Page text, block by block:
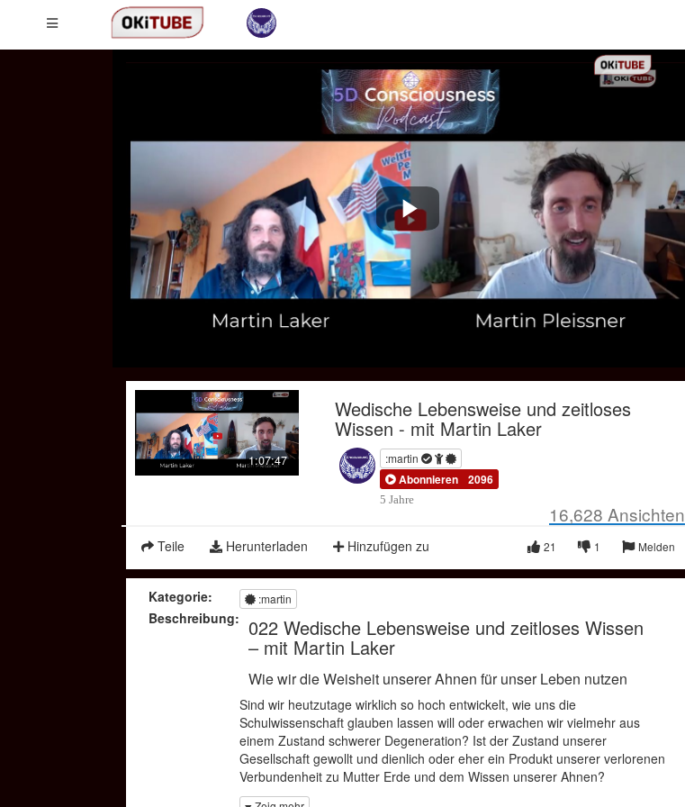
Play
Video
1:07:47
Wedische Lebensweise und zeitloses
Wissen - mit Martin Laker
:martin
Abonnieren 2096
5 Jahre
16,628 Ansichten
Teile Herunterladen Hinzufügen zu Melden
1
21
Kategorie: :martin
Beschreibung: 022 Wedische Lebensweise und zeitloses Wissen
– mit Martin Laker
Wie wir die Weisheit unserer Ahnen für unser Leben nutzen
Sind wir heutzutage wirklich so hoch entwickelt, wie uns die
Schulwissenschaft glauben lassen will oder erwachen wir vielmehr aus
einem Zustand schwerer Degeneration? Ist der Zustand unserer
Gesellschaft gewollt und dienlich oder eher ein Produkt unserer verlorenen
Verbundenheit zu Mutter Erde und dem Wissen unserer Ahnen?
Die Rückbesinnung auf die vergessene Weisheit unserer slawisch-arischen